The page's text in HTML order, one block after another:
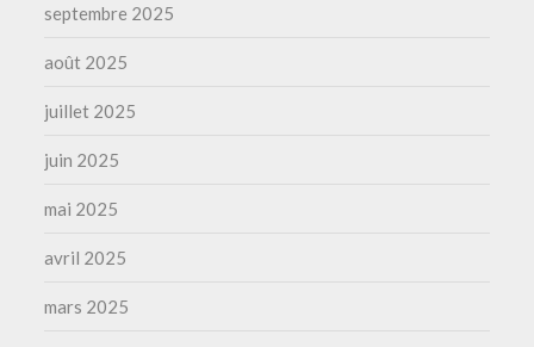
septembre 2025
août 2025
juillet 2025
juin 2025
mai 2025
avril 2025
mars 2025